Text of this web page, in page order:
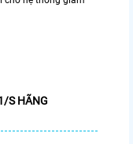
S HÃNG